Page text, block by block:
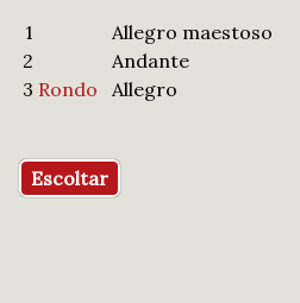
1
Allegro maestoso
2
Andante
3 Rondo Allegro
Escoltar